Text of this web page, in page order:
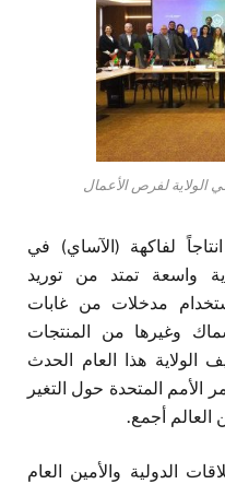
الولاية لفرص الأعمال
لفاكهة (الآساي) في
واسعة تمتد من توريد
مدخلات من غابات
وغيرها من المنتجات
هذا العام الحدث
الأمم المتحدة حول التغير
الدولية والأمين العام